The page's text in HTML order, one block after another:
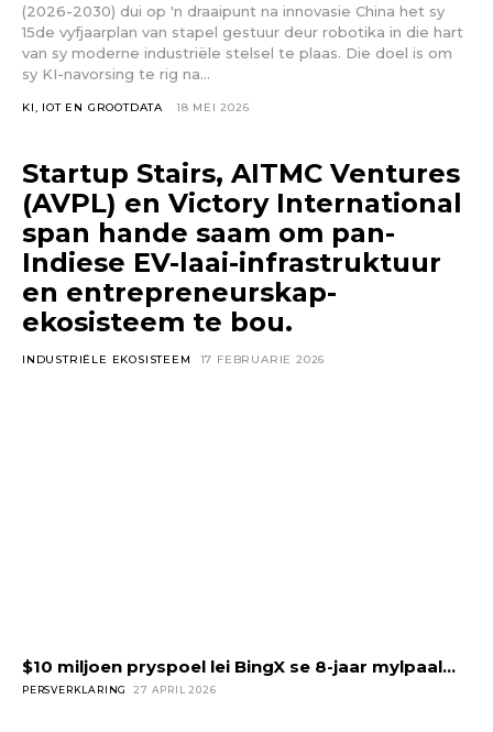
(2026-2030) dui op 'n draaipunt na innovasie China het sy
15de vyfjaarplan van stapel gestuur deur robotika in die hart
van sy moderne industriële stelsel te plaas. Die doel is om
sy KI-navorsing te rig na...
KI, IOT EN GROOTDATA 18 MEI 2026
Startup Stairs, AITMC Ventures
(AVPL) en Victory International
span hande saam om pan-
Indiese EV-laai-infrastruktuur
en entrepreneurskap-
ekosisteem te bou.
INDUSTRIËLE EKOSISTEEM 17 FEBRUARIE 2026
$10 miljoen pryspoel lei BingX se 8-jaar mylpaal...
PERSVERKLARING 27 APRIL 2026